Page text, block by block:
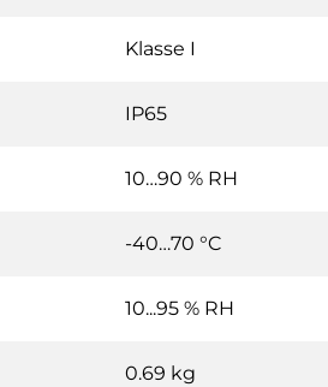
Klasse I
IP65
10…90 % RH
-40…70 °C
10...95 % RH
0.69 kg